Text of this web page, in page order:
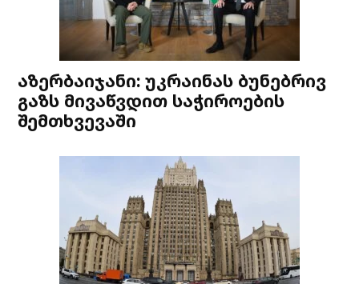
აზერბაიჯანი: უკრაინას ბუნებრივ
გაზს მივაწვდით საჭიროების
შემთხვევაში